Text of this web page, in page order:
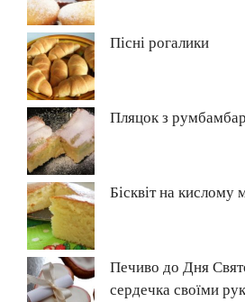
Пісні рогалики
Пляцок з
Бісквіт на кислому
Печиво до Дня
сердечка своїми